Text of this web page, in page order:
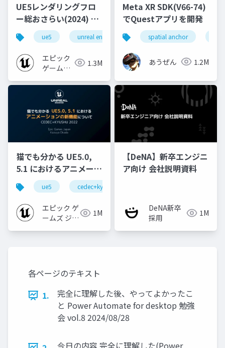
UE5レンダリングフロ
ー総おさらい(2024) 基
礎編！
[CEDEC+KYUSHU
2024]
ue5 unreal engine ue-rendering
エピック
ゲームズ
1.3M
Meta XR SDK(V66-74)
でQuestアプリを開発
spatial anchor
あうぜん 1.2M
猫でも分かる UE5.0,
5.1 におけるアニメーシ
ョンの新機能について
【CEDEC+KYUSHU
2022】
ue5 cedec+kyushu
エピック ゲ
ームズ ジャ
1M
【DeNA】新卒エンジニ
ア向け 会社説明資料
DeNA新卒
採用
1M
各ページのテキスト
1.
完全に理解した後、やってよかったこ
と Power Automate for desktop 勉強
会 vol.8 2024/08/28